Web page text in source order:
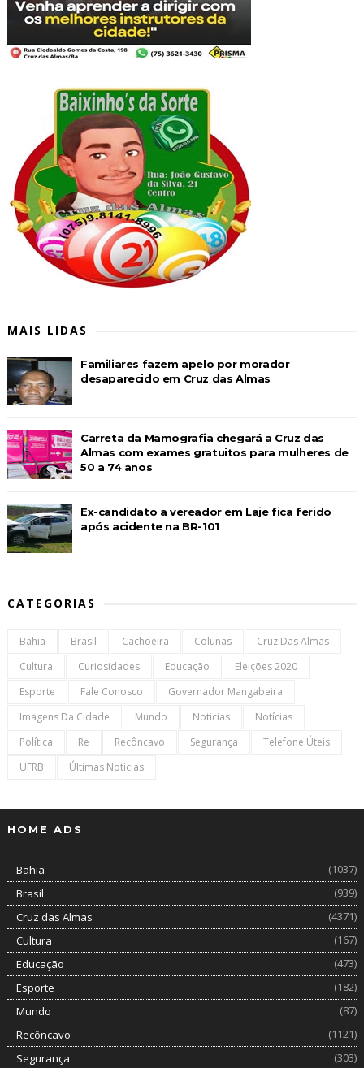
MAIS LIDAS
Familiares fazem apelo por morador
desaparecido em Cruz das Almas
Carreta da Mamografia chegará a Cruz das
Almas com exames gratuitos para mulheres de
50 a 74 anos
Ex-candidato a vereador em Laje fica ferido
após acidente na BR-101
CATEGORIAS
Bahia Brasil Cachoeira Colunas
Cruz Das Almas
Cultura
Curiosidades Educação
Eleições 2020
Esporte
Fale Conosco
Governador Mangabeira
Imagens Da Cidade
Mundo Noticias
Notícias
Política
Re Recôncavo Segurança
Telefone Úteis
UFRB
Últimas Notícias
HOME ADS
Bahia
(1037)
Brasil
(939)
Cruz das Almas
(4371)
Cultura
(167)
Educação
(473)
Esporte
(182)
Mundo
(87)
Recôncavo
(1121)
Segurança
(303)